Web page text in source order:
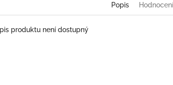
Popis Hodnocení
produktu není dostupný